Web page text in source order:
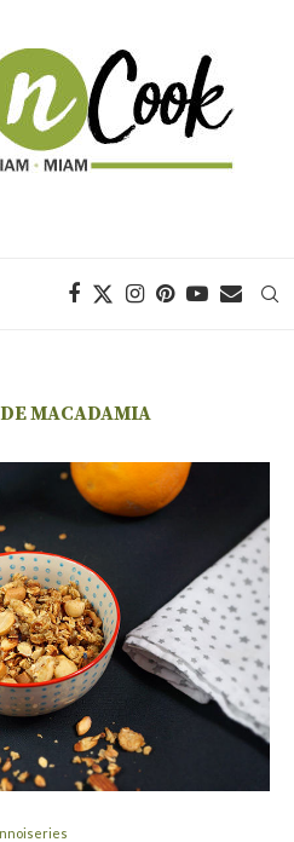
MACADAMIA